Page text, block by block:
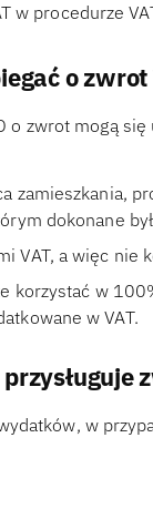
w procedurze
o
o zwrot mogą
zamieszkania,
dokonane
VAT, a więc nie
korzystać w
w VAT.
w